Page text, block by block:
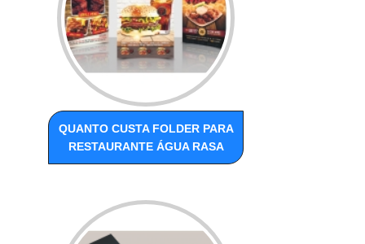
QUANTO CUSTA FOLDER PARA
RESTAURANTE ÁGUA RASA